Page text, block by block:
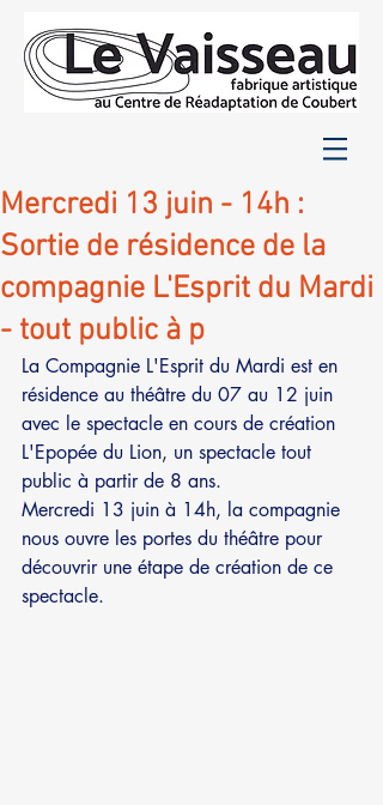
Mercredi 13 juin - 14h :
Sortie de résidence de la
compagnie L'Esprit du Mardi
- tout public à p
La Compagnie L'Esprit du Mardi est en
résidence au théâtre du 07 au 12 juin
avec le spectacle en cours de création
L'Epopée du Lion, un spectacle tout
public à partir de 8 ans.
Mercredi 13 juin à 14h, la compagnie
nous ouvre les portes du théâtre pour
découvrir une étape de création de ce
spectacle.